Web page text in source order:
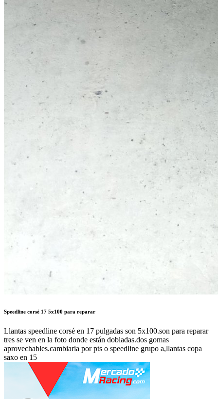
tres se ven en la foto donde están dobladas.dos gomas
aprovechables.cambiaria por pts o speedline grupo a,llantas copa
saxo en 15